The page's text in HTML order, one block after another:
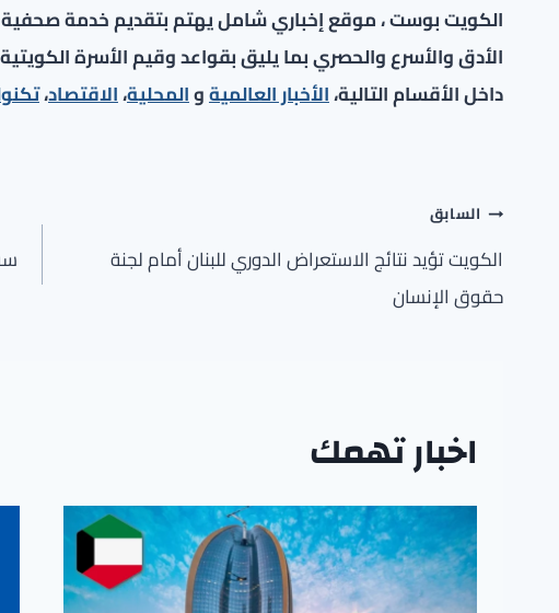
الكويت بوست ، موقع إخباري شامل يهتم بتقديم خدمة صحفية
الأدق والأسرع والحصري بما يليق بقواعد وقيم الأسرة
داخل الأقسام التالية،الأخبار العالميةوالمحلية،الاقتصاد،
تصفّح
المقالات
السابق
الكويت تؤيد نتائج الاستعراض الدوري للبنان أمام لجنة
حقوق الإنسان
اخبار تهمك